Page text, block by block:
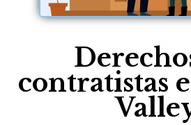
contratistas